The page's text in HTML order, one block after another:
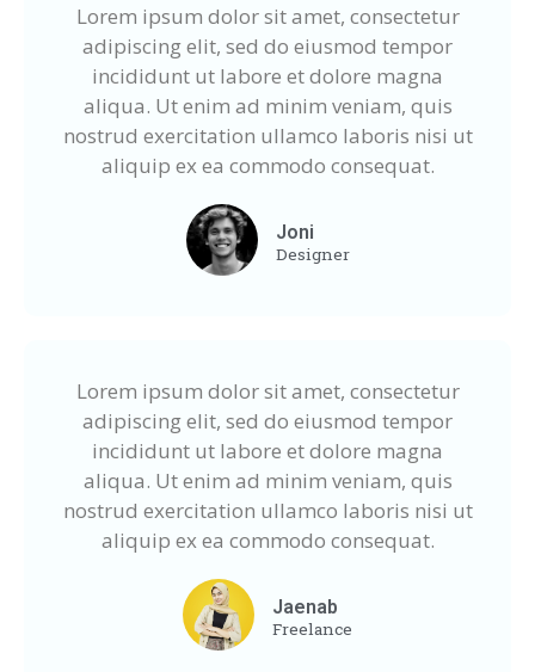
Lorem ipsum dolor sit amet, consectetur
adipiscing elit, sed do eiusmod tempor
incididunt ut labore et dolore magna
aliqua. Ut enim ad minim veniam, quis
nostrud exercitation ullamco laboris nisi ut
aliquip ex ea commodo consequat.
Joni
Designer
Lorem ipsum dolor sit amet, consectetur
adipiscing elit, sed do eiusmod tempor
incididunt ut labore et dolore magna
aliqua. Ut enim ad minim veniam, quis
nostrud exercitation ullamco laboris nisi ut
aliquip ex ea commodo consequat.
Jaenab
Freelance